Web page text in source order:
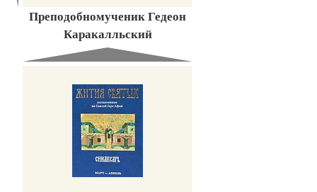
Преподобномученик Гедеон
Каракалльский